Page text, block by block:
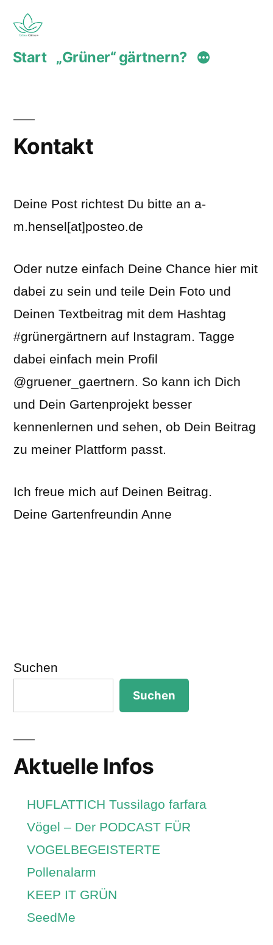
Inhalt
springen
Start „Grüner“ gärtnern?
Kontakt
Deine Post richtest Du bitte an a-
m.hensel[at]posteo.de
Oder nutze einfach Deine Chance hier mit
dabei zu sein und teile Dein Foto und
Deinen Textbeitrag mit dem Hashtag
#grünergärtnern auf Instagram. Tagge
dabei einfach mein Profil
@gruener_gaertnern. So kann ich Dich
und Dein Gartenprojekt besser
kennenlernen und sehen, ob Dein Beitrag
zu meiner Plattform passt.
Ich freue mich auf Deinen Beitrag.
Deine Gartenfreundin Anne
Suchen
Suchen
Aktuelle Infos
HUFLATTICH Tussilago farfara
Vögel – Der PODCAST FÜR
VOGELBEGEISTERTE
Pollenalarm
KEEP IT GRÜN
SeedMe